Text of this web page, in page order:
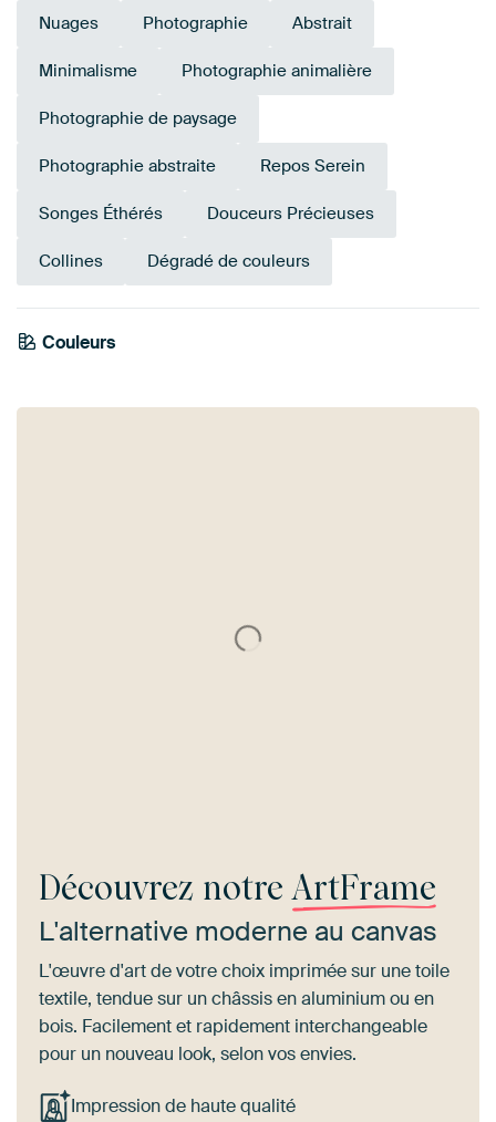
Nuages Photographie Abstrait
Minimalisme Photographie animalière
Photographie de paysage
Photographie abstraite Repos Serein
Songes Éthérés Douceurs Précieuses
Collines Dégradé de couleurs
Couleurs
Or
Vert olive
émeraude
Découvrez notreArtFrame
L'alternative moderne au canvas
L'œuvre d'art de votre choix imprimée sur une toile
textile, tendue sur un châssis en aluminium ou en
bois. Facilement et rapidement interchangeable
pour un nouveau look, selon vos envies.
Impression de haute qualité